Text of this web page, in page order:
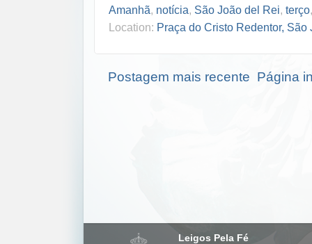
Amanhã, notícia, São João del Rei, terço
Location: Praça do Cristo Redentor,
Postagem mais recente Página
Leigos Pela Fé